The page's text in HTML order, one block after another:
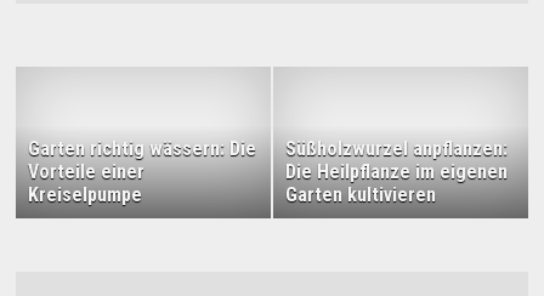
Garten richtig wässern: Die
Vorteile einer
Kreiselpumpe
Süßholzwurzel anpflanzen:
Die Heilpflanze im eigenen
Garten kultivieren